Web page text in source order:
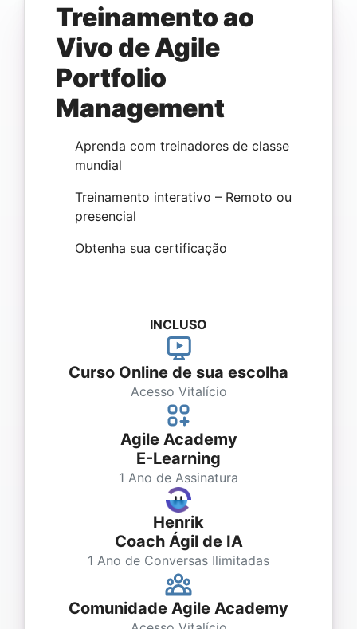
Treinamento ao
Vivo de Agile
Portfolio
Management
Aprenda com treinadores de classe
mundial
Treinamento interativo – Remoto ou
presencial
Obtenha sua certificação
INCLUSO
Curso Online de sua escolha
Acesso Vitalício
Agile Academy
E-Learning
1 Ano de Assinatura
Henrik
Coach Ágil de IA
1 Ano de Conversas Ilimitadas
Comunidade Agile Academy